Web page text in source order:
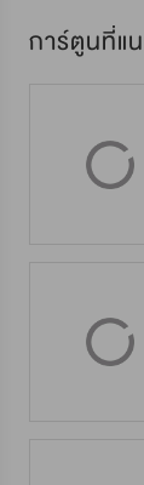
การ์ตูนที่แ